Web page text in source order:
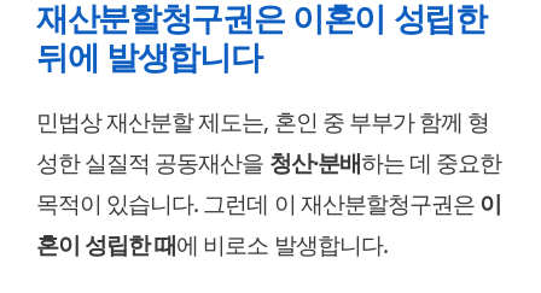
재산분할청구권은 이혼이 성립한
뒤에 발생합니다
민법상 재산분할 제도는, 혼인 중 부부가 함께 형
성한 실질적 공동재산을 청산·분배하는 데 중요한
목적이 있습니다. 그런데 이 재산분할청구권은이
혼이 성립한 때에 비로소 발생합니다.